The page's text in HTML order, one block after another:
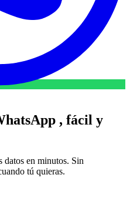
, fácil y
datos en minutos. Sin
tú quieras.